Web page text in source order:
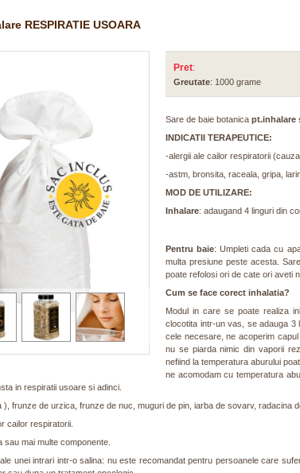
RESPIRATIE USOARA
Pret:
Greutate: 1000 grame
Sare de baie botanica pt.inhalare
INDICATII TERAPEUTICE:
-alergii ale cailor respiratorii
-astm, bronsita, raceala, gripa,
MOD DE UTILIZARE:
Inhalare: adaugand 4 linguri din
Pentru baie: Umpleti cada cu
multa presiune peste acesta.
poate refolosi ori de cate ori aveti
Cum se face corect inhalatia?
Modul in care se poate realiza
clocotita intr-un vas, se adauga 3
cele necesare, ne acoperim
nu se piarda nimic din vaporii
nefiind la temperatura aburului
ne acomodam cu temperatura
in respiratii usoare si adinci.
frunze de urzica, frunze de nuc, muguri de pin, iarba de sovarv, radacina
cailor respiratorii.
sau mai multe componente.
unei intrari intr-o salina: nu este recomandat pentru persoanele care